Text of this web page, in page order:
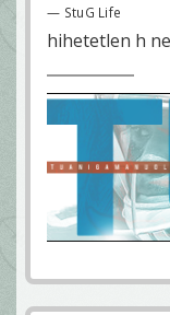
— StuG Life
hihetetlen h